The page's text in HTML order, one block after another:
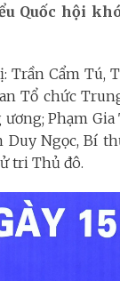
Quốc hội
Trần Cẩm Tú,
Tổ chức
Phạm
Ngọc, Bí
tri Thủ đô.